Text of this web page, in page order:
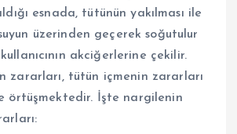
esnada, tütünün yakılması ile
üzerinden geçerek soğutulur
akciğerlerine çekilir.
zararları, tütün içmenin zararları
örtüşmektedir. İşte nargilenin